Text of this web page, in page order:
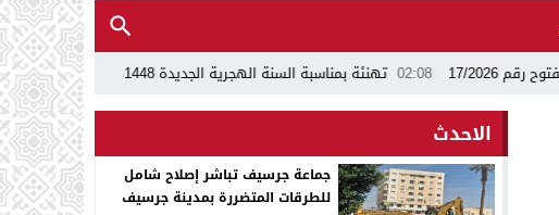
02:08 تهنئة بمناسبة السنة الهجرية الجديدة 1448ه 13:24 اجتماع بجماعة جرسيف
الاحدث
جماعة جرسيف تباشر إصلاح شامل
للطرقات المتضررة بمدينة جرسيف